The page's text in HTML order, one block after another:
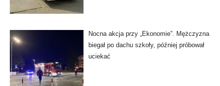
Nocna akcja przy „Ekonomie”. Mężczyzna
biegał po dachu szkoły, później próbował
uciekać